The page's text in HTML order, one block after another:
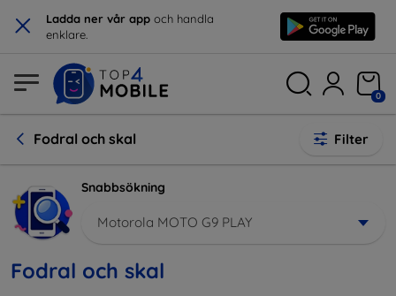
× Ladda ner vår app och handla
enklare.
0
Fodral och skal Filter
Snabbsökning
Motorola MOTO G9 PLAY
Fodral och skal